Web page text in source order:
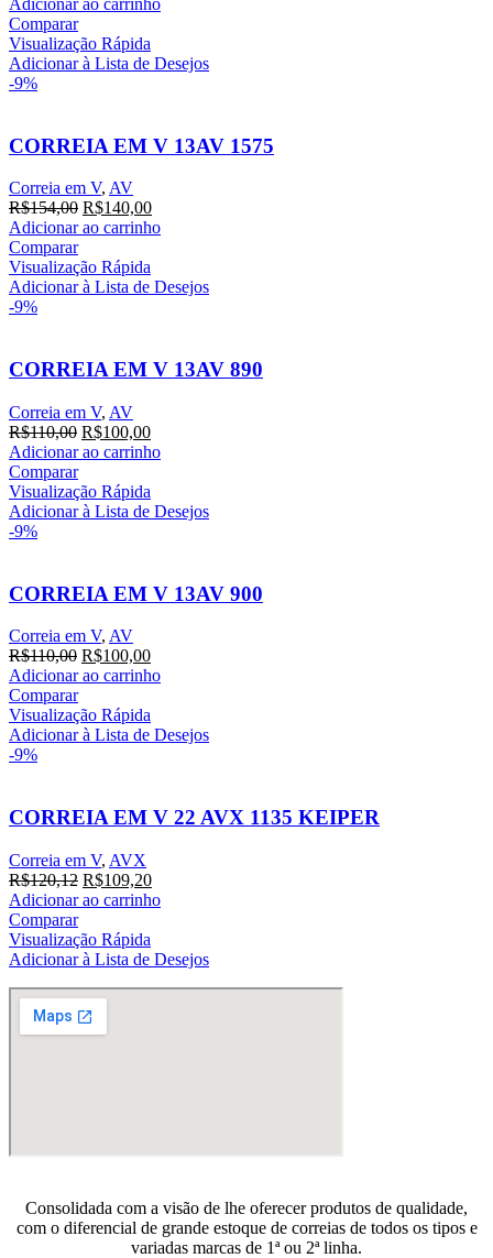
era:
R$176,00.R$160,00.
Adicionar ao carrinho
Comparar
Visualização Rápida
Adicionar à Lista de Desejos
-9%
CORREIA EM V 13AV 1575
Correia em V, AV
R$154,00 O
preço
era:
R$154,00.
R$140,00O
preço
R$140,00.
Adicionar ao carrinho
Comparar
Visualização Rápida
Adicionar à Lista de Desejos
-9%
CORREIA EM V 13AV 890
Correia em V, AV
R$110,00 O
preço
era:
R$110,00.
R$100,00O
preço
R$100,00.
Adicionar ao carrinho
Comparar
Visualização Rápida
Adicionar à Lista de Desejos
-9%
CORREIA EM V 13AV 900
Correia em V, AV
R$110,00 O
preço
era:
R$110,00.
R$100,00O
preço
R$100,00.
Adicionar ao carrinho
Comparar
Visualização Rápida
Adicionar à Lista de Desejos
-9%
CORREIA EM V 22 AVX 1135 KEIPER
Correia em V, AVX
R$120,12 O
preço
era:
R$120,12.
R$109,20O
preço
R$109,20.
Adicionar ao carrinho
Comparar
Visualização Rápida
Adicionar à Lista de Desejos
Consolidada com a visão de lhe oferecer produtos de qualidade,
com o diferencial de grande estoque de correias de todos os tipos e
variadas marcas de 1ª ou 2ª linha.